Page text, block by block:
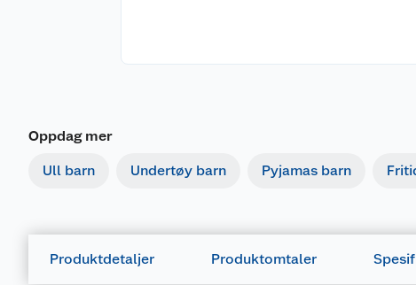
Oppdag mer
Ull barn Undertøy barn Pyjamas barn
Produktdetaljer Produktomtaler